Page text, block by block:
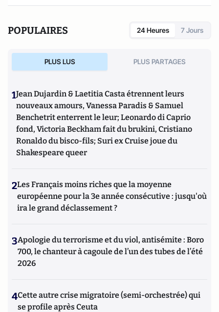
POPULAIRES 24 Heures 7 Jours
PLUS LUS PLUS PARTAGES
1Jean Dujardin & Laetitia Casta étrennent leurs
nouveaux amours, Vanessa Paradis & Samuel
Benchetrit enterrent le leur; Leonardo di Caprio
fond, Victoria Beckham fait du brukini, Cristiano
Ronaldo du bisco-fils; Suri ex Cruise joue du
Shakespeare queer
2Les Français moins riches que la moyenne
européenne pour la 3e année consécutive : jusqu'où
ira le grand déclassement ?
3Apologie du terrorisme et du viol, antisémite : Boro
700, le chanteur à cagoule de l’un des tubes de l’été
2026
4Cette autre crise migratoire (semi-orchestrée) qui
se profile après Ceuta